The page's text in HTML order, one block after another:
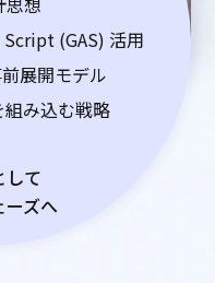
Script (GAS) 活用
展開モデル
み込む戦略
して
ズへ